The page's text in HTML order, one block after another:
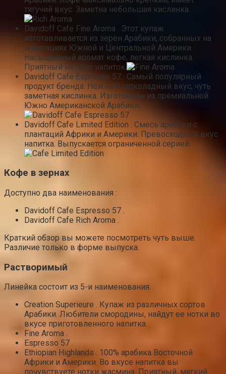
тягучий вкус. Заметна небольшая кислинка.
Davidoff Cafe Fine Aroma . Этот купаж
изготавливается из зерен Арабики, собранных на
плантациях Южной и Центральной Америки.
Насыщенный аромат кофе, легкая кислинка.
Приятный на вкус напиток.
Davidoff Cafe Espresso 57 . Самый популярный
продукт бренда. Нежный шоколадный вкус, чуть
заметная кислинка. Изготовлен из премиальной
Южно Американской Арабики.
Davidoff Cafe Limited Edition . Смесь арабики с
плантаций Африки и Америки. Превосходный вкус
напитка. Выпускается ограниченной серией.
Кофе в зернах
Доступно два наименования :
Davidoff Cafe Espresso 57 .
Davidoff Cafe Rich Aroma .
Краткий обзор вы можете посмотреть чуть выше.
Различие только в форме выпуска.
Растворимый
Линейка состоит из 5-и наименования.
Creation Superieure . Купаж из различных сортов
Арабики. Любители смородины, найдут ее нотки во
вкусе приготовленного напитка.
Fine Aroma .
Espresso 57 .
Ethiopian Highlands . 100% арабика Восточной
Африки и Америки. Во вкусе напитка вы
почувствуете нотки жасмина. Приятный, мягкий